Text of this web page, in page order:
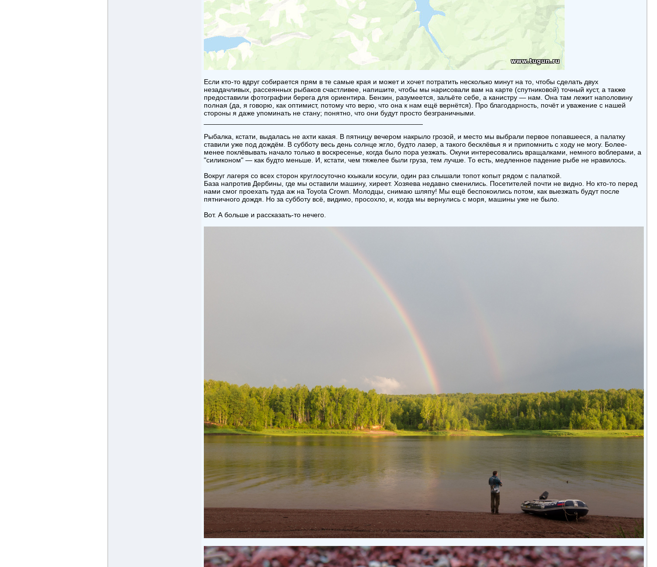
Если кто-то вдруг собирается прям в те самые края и может и хочет потратить несколько минут на то, чтобы сделать двух
незадачливых, рассеянных рыбаков счастливее, напишите, чтобы мы нарисовали вам на карте (спутниковой) точный куст, а также
предоставили фотографии берега для ориентира. Бензин, разумеется, зальёте себе, а канистру — нам. Она там лежит наполовину
полная (да, я говорю, как оптимист, потому что верю, что она к нам ещё вернётся). Про благодарность, почёт и уважение с нашей
стороны я даже упоминать не стану; понятно, что они будут просто безграничными.
Рыбалка, кстати, выдалась не ахти какая. В пятницу вечером накрыло грозой, и место мы выбрали первое попавшееся, а палатку
ставили уже под дождём. В субботу весь день солнце жгло, будто лазер, а такого бесклёвья я и припомнить с ходу не могу. Более-
менее поклёвывать начало только в воскресенье, когда было пора уезжать. Окуни интересовались вращалками, немного воблерами, а
"силиконом" — как будто меньше. И, кстати, чем тяжелее были груза, тем лучше. То есть, медленное падение рыбе не нравилось.
Вокруг лагеря со всех сторон круглосуточно кхыкали косули, один раз слышали топот копыт рядом с палаткой.
База напротив Дербины, где мы оставили машину, хиреет. Хозяева недавно сменились. Посетителей почти не видно. Но кто-то перед
нами смог проехать туда аж на Toyota Crown. Молодцы, снимаю шляпу! Мы ещё беспокоились потом, как выезжать будут после
пятничного дождя. Но за субботу всё, видимо, просохло, и, когда мы вернулись с моря, машины уже не было.
Вот. А больше и рассказать-то нечего.